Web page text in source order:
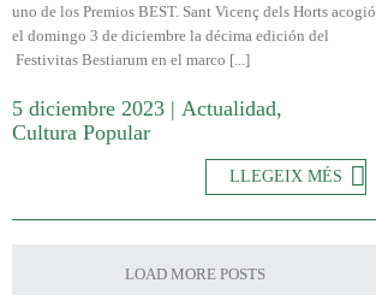
uno de los Premios BEST. Sant Vicenç dels Horts acogió
el domingo 3 de diciembre la décima edición del
Festivitas Bestiarum en el marco [...]
5 diciembre 2023 | Actualidad,
Cultura Popular
LLEGEIX MÉS
LOAD MORE POSTS